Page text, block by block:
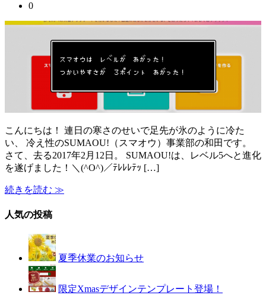
0
こんにちは！ 連日の寒さのせいで足先が氷のように冷た
い、 冷え性のSUMAOU!（スマオウ）事業部の和田です。
さて、去る2017年2月12日。 SUMAOU!は、レベル5へと進化
を遂げました！＼(^O^)／ﾃﾚﾚﾚﾃｯ […]
続きを読む ≫
人気の投稿
夏季休業のお知らせ
限定Xmasデザインテンプレート登場！